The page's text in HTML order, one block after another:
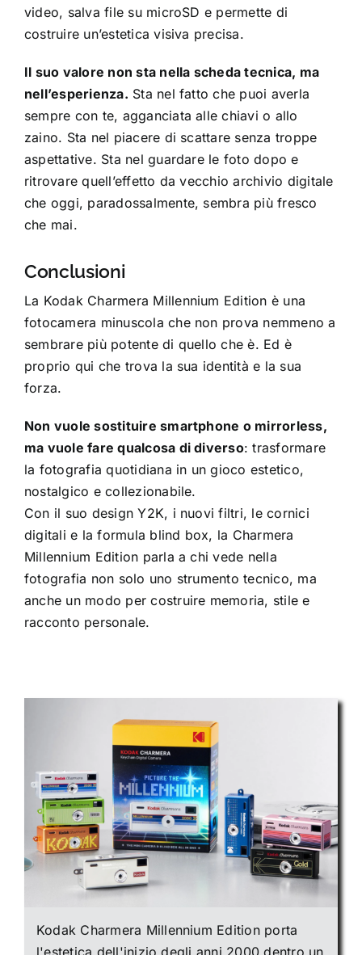
video, salva file su microSD e permette di
costruire un’estetica visiva precisa.
Il suo valore non sta nella scheda tecnica, ma
nell’esperienza. Sta nel fatto che puoi averla
sempre con te, agganciata alle chiavi o allo
zaino. Sta nel piacere di scattare senza troppe
aspettative. Sta nel guardare le foto dopo e
ritrovare quell’effetto da vecchio archivio digitale
che oggi, paradossalmente, sembra più fresco
che mai.
Conclusioni
La Kodak Charmera Millennium Edition è una
fotocamera minuscola che non prova nemmeno a
sembrare più potente di quello che è. Ed è
proprio qui che trova la sua identità e la sua
forza.
Non vuole sostituire smartphone o mirrorless,
ma vuole fare qualcosa di diverso: trasformare
la fotografia quotidiana in un gioco estetico,
nostalgico e collezionabile.
Con il suo design Y2K, i nuovi filtri, le cornici
digitali e la formula blind box, la Charmera
Millennium Edition parla a chi vede nella
fotografia non solo uno strumento tecnico, ma
anche un modo per costruire memoria, stile e
racconto personale.
Kodak Charmera Millennium Edition porta
l'estetica dell'inizio degli anni 2000 dentro un